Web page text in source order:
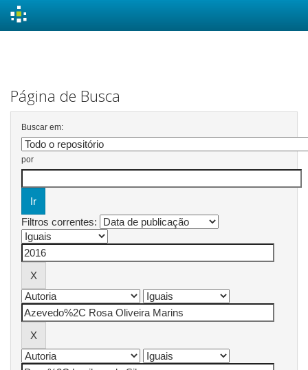
Página de Busca
Buscar em:
por
Filtros correntes: